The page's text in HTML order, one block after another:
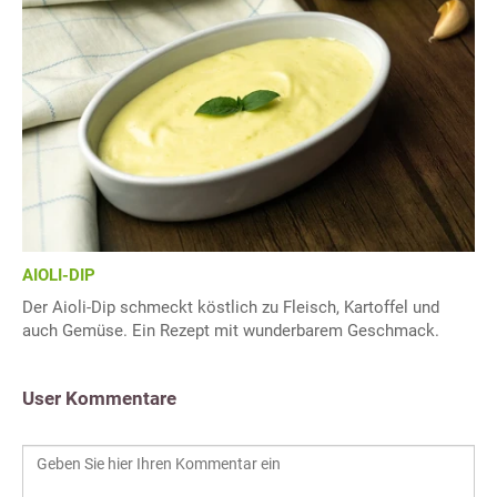
AIOLI-DIP
Der Aioli-Dip schmeckt köstlich zu Fleisch, Kartoffel und
auch Gemüse. Ein Rezept mit wunderbarem Geschmack.
User Kommentare